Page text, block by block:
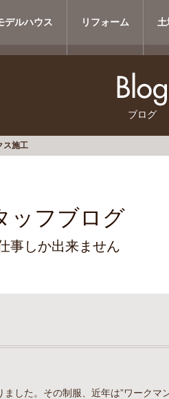
デルハウス リフォーム
ブログ
ス施工
ッフブログ
事しか出来ません
した。その制服、近年は”ワークマ